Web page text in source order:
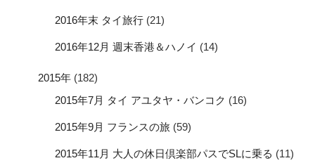
2016年末 タイ旅行 (21)
2016年12月 週末香港＆ハノイ (14)
2015年 (182)
2015年7月 タイ アユタヤ・バンコク (16)
2015年9月 フランスの旅 (59)
2015年11月 大人の休日倶楽部パスでSLに乗る (11)